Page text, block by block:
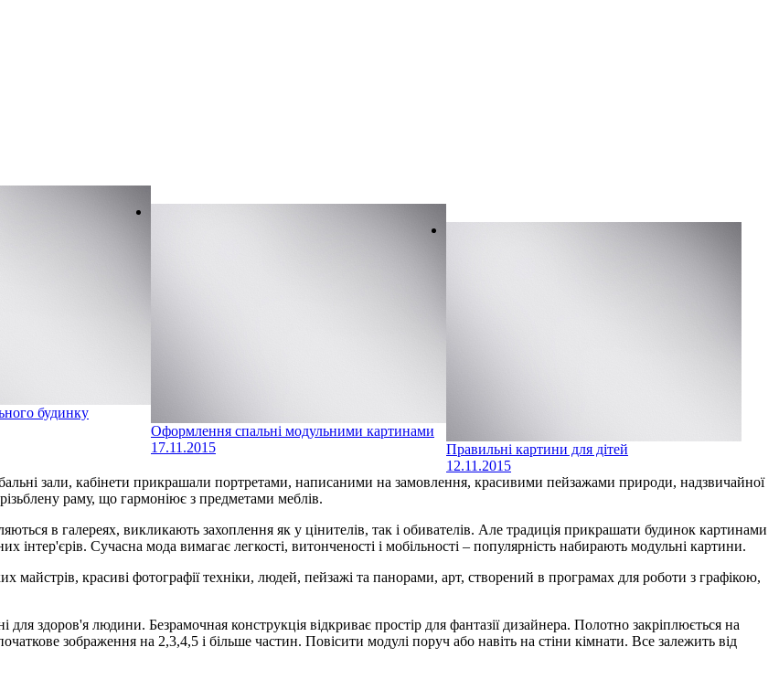
будинку
Оформлення спальні модульними картинами
17.11.2015
Правильні картини для дітей
12.11.2015
зали, кабінети прикрашали портретами, написаними на замовлення, красивими пейзажами природи, надзвичайної
раму, що гармоніює з предметами меблів.
в галереях, викликають захоплення як у цінителів, так і обивателів. Але традиція прикрашати будинок картинами
інтер'єрів. Сучасна мода вимагає легкості, витонченості і мобільності – популярність набирають модульні картини.
майстрів, красиві фотографії техніки, людей, пейзажі та панорами, арт, створений в програмах для роботи з графікою,
здоров'я людини. Безрамочная конструкція відкриває простір для фантазії дизайнера. Полотно закріплюється на
зображення на 2,3,4,5 і більше частин. Повісити модулі поруч або навіть на стіни кімнати. Все залежить від